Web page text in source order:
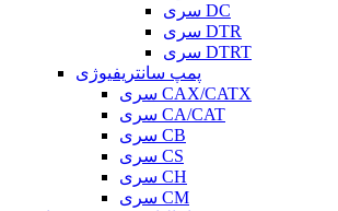
سری DC
سری DTR
سری DTRT
پمپ سانتریفیوژی
سری CAX/CATX
سری CA/CAT
سری CB
سری CS
سری CH
سری CM